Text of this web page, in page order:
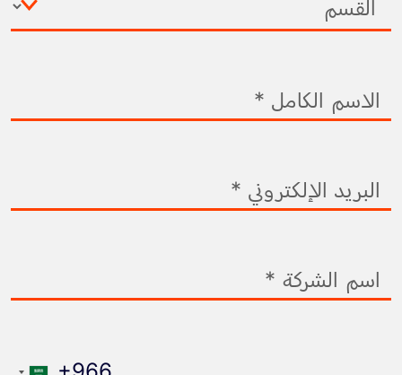
الاسم الكامل
اسم الشركة